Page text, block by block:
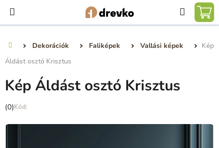
fő
Dekorációk Faliképek Vallási képek
Kép
Áldást osztó Krisztus
Kép Áldást osztó Krisztus
A
átlagos
(0)